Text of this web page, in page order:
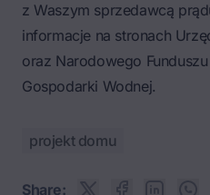
z Waszym sprzedawcą
informacje na stronach
oraz Narodowego
Gospodarki Wodnej.
projekt domu
Share: